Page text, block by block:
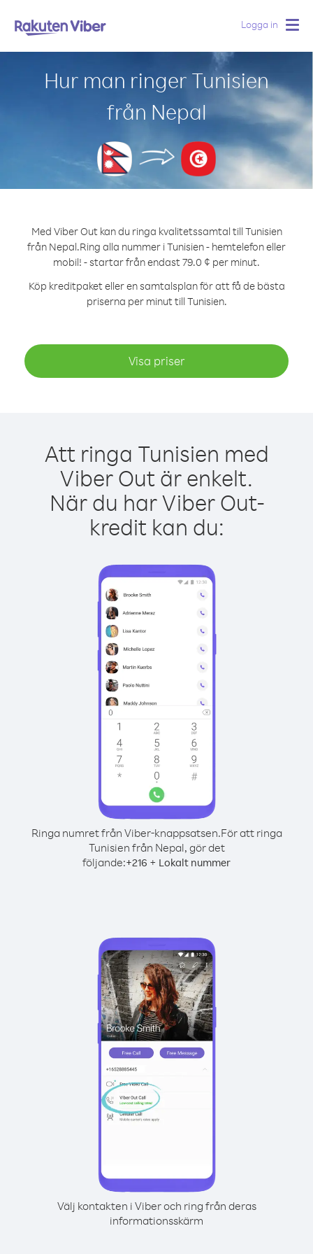
Logga in
Hur man ringer Tunisien
från Nepal
Med Viber Out kan du ringa kvalitetssamtal till Tunisien
från Nepal.Ring alla nummer i Tunisien - hemtelefon eller
mobil! - startar från endast 79.0 ¢ per minut.
Köp kreditpaket eller en samtalsplan för att få de bästa
priserna per minut till Tunisien.
Visa priser
Att ringa Tunisien med
Viber Out är enkelt.
När du har Viber Out-
kredit kan du:
Ringa numret från Viber-knappsatsen.För att ringa
Tunisien från Nepal, gör det
följande:+216 + Lokalt nummer
Välj kontakten i Viber och ring från deras
informationsskärm